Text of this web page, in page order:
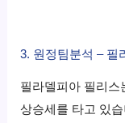
3. 원정팀분석 – 필
필라델피아 필리스
상승세를 타고 있